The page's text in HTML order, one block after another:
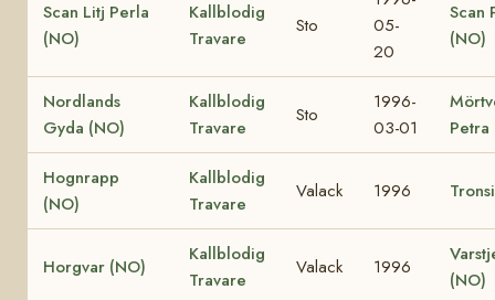
Scan Litj Perla
(NO)
Kallblodig
Travare
Sto
05-
20
Scan
(NO)
Nordlands
Gyda (NO)
Kallblodig
Travare
Sto
1996-
03-01
Petra
Hognrapp
(NO)
Kallblodig
Travare
Valack 1996
Horgvar (NO)
Kallblodig
Travare
Valack 1996
(NO)